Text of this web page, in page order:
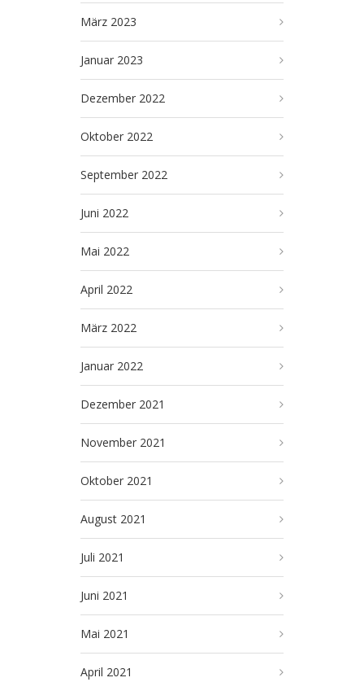
März 2023
Januar 2023
Dezember 2022
Oktober 2022
September 2022
Juni 2022
Mai 2022
April 2022
März 2022
Januar 2022
Dezember 2021
November 2021
Oktober 2021
August 2021
Juli 2021
Juni 2021
Mai 2021
April 2021